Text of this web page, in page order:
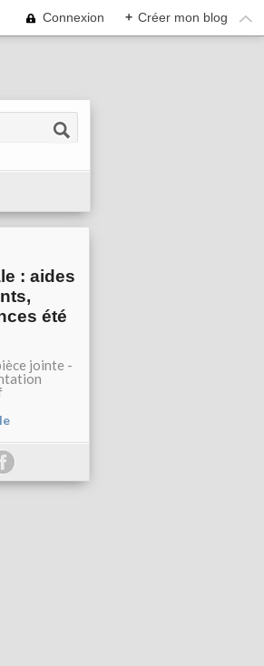
Connexion + Créer mon blog
: aides
été
jointe -